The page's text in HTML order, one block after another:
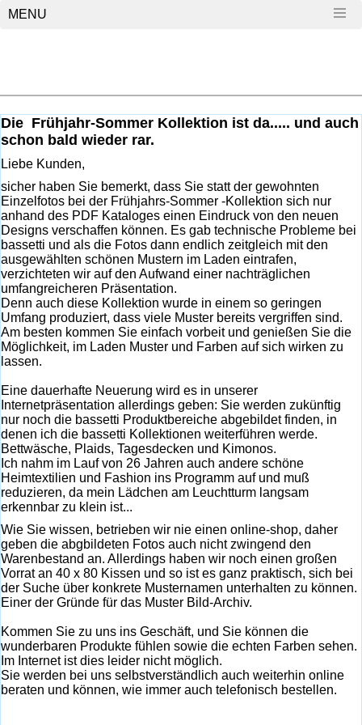
MENU
Die Frühjahr-Sommer Kollektion ist da..... und auch
schon bald wieder rar.
Liebe Kunden,
sicher haben Sie bemerkt, dass Sie statt der gewohnten
Einzelfotos bei der Frühjahrs-Sommer -Kollektion sich nur
anhand des PDF Kataloges einen Eindruck von den neuen
Designs verschaffen können. Es gab technische Probleme bei
bassetti und als die Fotos dann endlich zeitgleich mit den
ausgewählten schönen Mustern im Laden eintrafen,
verzichteten wir auf den Aufwand einer nachträglichen
umfangreicheren Präsentation.
Denn auch diese Kollektion wurde in einem so geringen
Umfang produziert, dass viele Muster bereits vergriffen sind.
Am besten kommen Sie einfach vorbeit und genießen Sie die
Möglichkeit, im Laden Muster und Farben auf sich wirken zu
lassen.
Eine dauerhafte Neuerung wird es in unserer
Internetpräsentation allerdings geben: Sie werden zukünftig
nur noch die bassetti Produktbereiche abgebildet finden, in
denen ich die bassetti Kollektionen weiterführen werde.
Bettwäsche, Plaids, Tagesdecken und Kimonos.
Ich nahm im Lauf von 26 Jahren auch andere schöne
Heimtextilien und Fashion ins Programm auf und muß
reduzieren, da mein Lädchen am Leuchtturm langsam
erkennbar zu klein ist...
Wie Sie wissen, betrieben wir nie einen online-shop, daher
geben die abgbildeten Fotos auch nicht zwingend den
Warenbestand an. Allerdings haben wir noch einen großen
Vorrat an 40 x 80 Kissen und so ist es ganz praktisch, sich bei
der Suche über konkrete Musternamen unterhalten zu können.
Einer der Gründe für das Muster Bild-Archiv.
Kommen Sie zu uns ins Geschäft, und Sie können die
wunderbaren Produkte fühlen sowie die echten Farben sehen.
Im Internet ist dies leider nicht möglich.
Sie werden bei uns selbstverständlich auch weiterhin online
beraten und können, wie immer auch telefonisch bestellen.